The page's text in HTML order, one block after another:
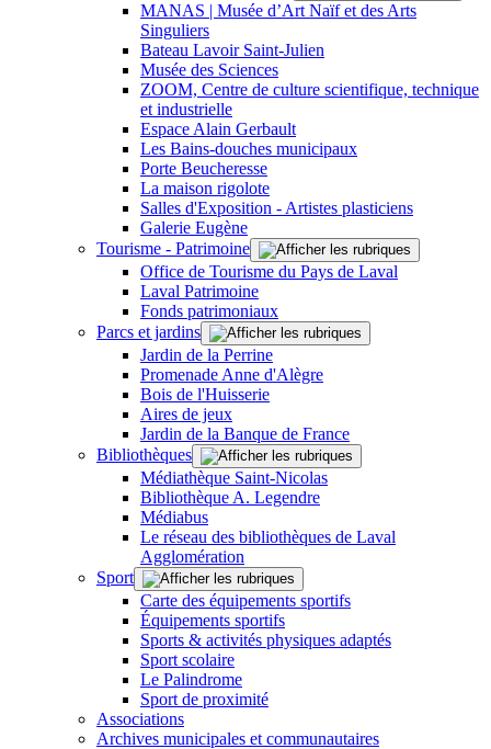
MANAS | Musée d’Art Naïf et des Arts
Singuliers
Bateau Lavoir Saint-Julien
Musée des Sciences
ZOOM, Centre de culture scientifique, technique
et industrielle
Espace Alain Gerbault
Les Bains-douches municipaux
Porte Beucheresse
La maison rigolote
Salles d'Exposition - Artistes plasticiens
Galerie Eugène
Tourisme - Patrimoine
Office de Tourisme du Pays de Laval
Laval Patrimoine
Fonds patrimoniaux
Parcs et jardins
Jardin de la Perrine
Promenade Anne d'Alègre
Bois de l'Huisserie
Aires de jeux
Jardin de la Banque de France
Bibliothèques
Médiathèque Saint-Nicolas
Bibliothèque A. Legendre
Médiabus
Le réseau des bibliothèques de Laval
Agglomération
Sport
Carte des équipements sportifs
Équipements sportifs
Sports & activités physiques adaptés
Sport scolaire
Le Palindrome
Sport de proximité
Associations
Archives municipales et communautaires